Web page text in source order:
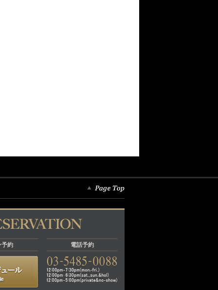
予約 電話予約